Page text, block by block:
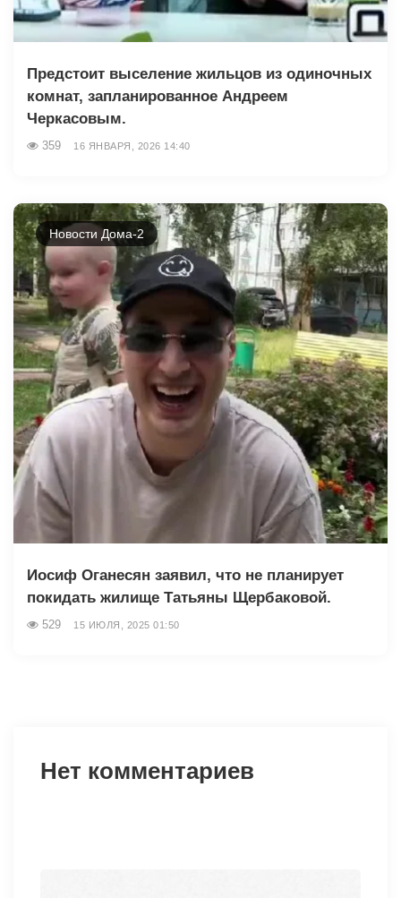
Предстоит выселение жильцов из одиночных
комнат, запланированное Андреем
Черкасовым.
359 16 ЯНВАРЯ, 2026 14:40
Новости Дома-2
Иосиф Оганесян заявил, что не планирует
покидать жилище Татьяны Щербаковой.
529 15 ИЮЛЯ, 2025 01:50
Нет комментариев